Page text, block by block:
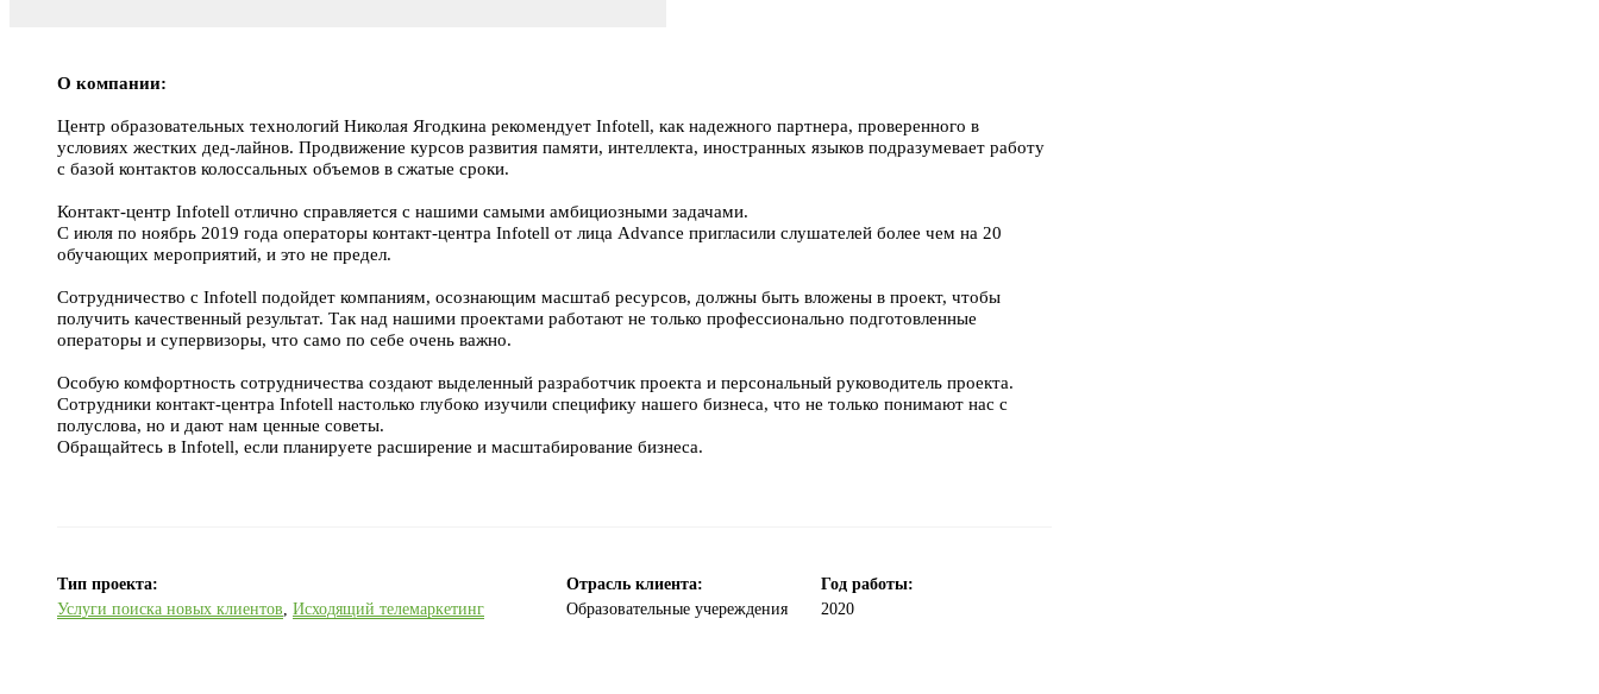
О компании:
Центр образовательных технологий Николая Ягодкина рекомендует Infotell, как надежного партнера, проверенного в
условиях жестких дед-лайнов. Продвижение курсов развития памяти, интеллекта, иностранных языков подразумевает работу
с базой контактов колоссальных объемов в сжатые сроки.
Контакт-центр Infotell отлично справляется с нашими самыми амбициозными задачами.
С июля по ноябрь 2019 года операторы контакт-центра Infotell от лица Advance пригласили слушателей более чем на 20
обучающих мероприятий, и это не предел.
Сотрудничество с Infotell подойдет компаниям, осознающим масштаб ресурсов, должны быть вложены в проект, чтобы
получить качественный результат. Так над нашими проектами работают не только профессионально подготовленные
операторы и супервизоры, что само по себе очень важно.
Особую комфортность сотрудничества создают выделенный разработчик проекта и персональный руководитель проекта.
Сотрудники контакт-центра Infotell настолько глубоко изучили специфику нашего бизнеса, что не только понимают нас с
полуслова, но и дают нам ценные советы.
Обращайтесь в Infotell, если планируете расширение и масштабирование бизнеса.
Тип проекта:
Услуги поиска новых клиентов Исходящий телемаркетинг
Отрасль клиента:
Образовательные учереждения
Год работы:
2020